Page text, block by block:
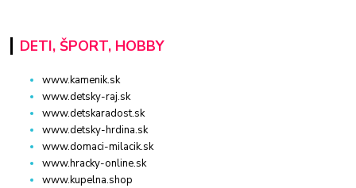
DETI, ŠPORT, HOBBY
www.kamenik.sk
www.detsky-raj.sk
www.detskaradost.sk
www.detsky-hrdina.sk
www.domaci-milacik.sk
www.hracky-online.sk
www.kupelna.shop